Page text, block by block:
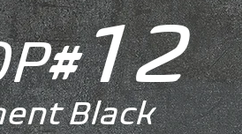
Black
#12